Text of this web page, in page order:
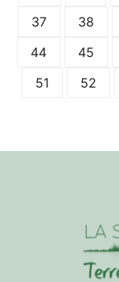
37
38
44
45
51
52